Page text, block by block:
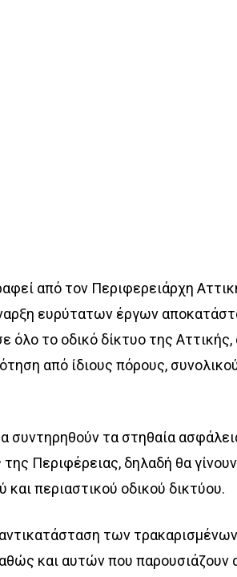
από τον Περιφερειάρχη
ευρύτατων έργων
το οδικό δίκτυο της Αττικής,
από ίδιους πόρους,
συντηρηθούν τα στηθαία
της Περιφέρειας, δηλαδή θα
περιαστικού οδικού δικτύου.
των
και αυτών που παρουσιάζουν